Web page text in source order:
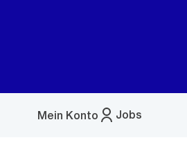
Jobs
Mein Konto
Menü